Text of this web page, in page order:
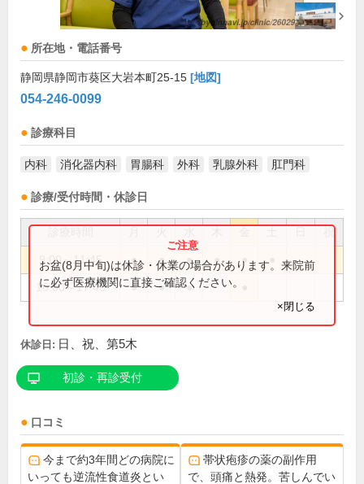
所在地・電話番号
静岡県静岡市葵区大岩本町25-15 [地図]
054-246-0099
診療科目
内科 消化器内科 胃腸科 外科 乳腺外科 肛門科
診療/受付時間・休診日
祝
9:00～11:45 ● ● ● ● ●
16:00～17:45 ● ● ●
お盆(8月中旬)は休診・休業の場合があります。来院前
に必ず医療機関に直接ご確認ください。
×閉じる
休診日: 日、祝、第5木
初診・再診受付
口コミ
今まで約3年間どの病院に
いっても逆流性食道炎とい
帯状疱疹の薬の副作用
で、頭痛と熱発。苦しんでい